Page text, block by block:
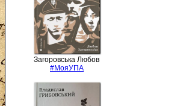
Загоровська Любов
#МояУПА